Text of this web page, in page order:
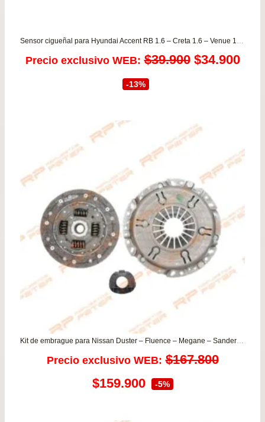
Precio exclusivo WEB: $39.900 El
era:
$39.900.
$34.900El
-13%
Kit de embrague para Nissan Duster – Fluence – Megane – Sandero – Scenic ii
Precio exclusivo WEB: $167.800
El
$159.900El-5%